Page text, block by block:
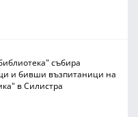
събира
и бивши възпитаници на
в Силистра